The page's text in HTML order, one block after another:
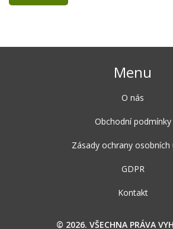
Menu
O nás
Obchodní podmínky
Zásady ochrany osobních
GDPR
Kontakt
© 2026. VŠECHNA PRÁVA